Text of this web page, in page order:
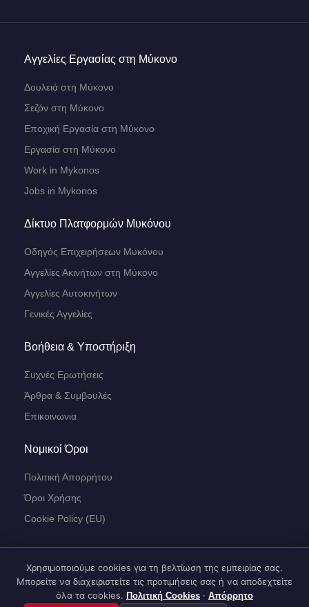
Αγγελίες Εργασίας στη Μύκονο
Δουλειά στη Μύκονο
Σεζόν στη Μύκονο
Εποχική Εργασία στη Μύκονο
Εργασία στη Μύκονο
Work in Mykonos
Jobs in Mykonos
Δίκτυο Πλατφορμών Μυκόνου
Οδηγός Επιχειρήσεων Μυκόνου
Αγγελίες Ακινήτων στη Μύκονο
Αγγελίες Αυτοκινήτων
Γενικές Αγγελίες
Βοήθεια & Υποστήριξη
Συχνές Ερωτήσεις
Άρθρα & Συμβουλές
Επικοινωνια
Νομικοί Όροι
Πολιτική Απορρήτου
Όροι Χρήσης
Cookie Policy (EU)
Jobs e-mykonos © 2026 All Rights Reserved.
Πώς μπορώ να σας βοηθήσω;
Χρησιμοποιούμε cookies για τη βελτίωση της εμπειρίας σας.
Μπορείτε να διαχειριστείτε τις προτιμήσεις σας ή να αποδεχτείτε
όλα τα cookies. Πολιτική Cookies · Απόρρητο